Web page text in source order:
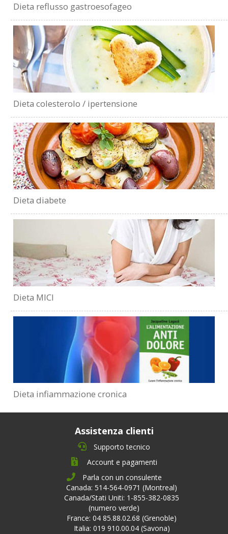
Dieta reflusso gastroesofageo
Dieta colesterolo / ipertensione
Dieta diabete
Dieta MICI
Dieta infiammazione cronica
Assistenza clienti
Supporto tecnico
Account e pagamenti
Parla con un consulente
Canada: 514-564-0971 (Montreal)
Canada/Stati Uniti: 1-855-382-0835
(numero verde)
France: 04 85.88.02.68 (Grenoble)
Italia: 019 910.00.04 (Savona)